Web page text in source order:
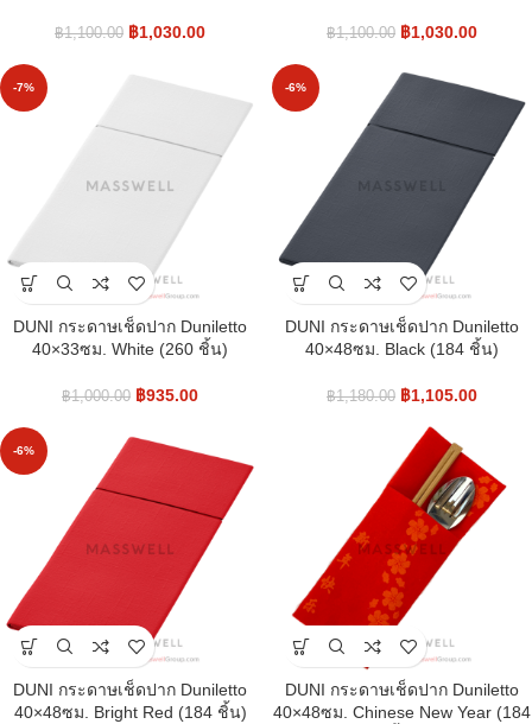
฿1,100.00 ฿1,030.00 ฿1,100.00 ฿1,030.00
-7%
DUNI กระดาษเช็ดปาก Duniletto
40×33ซม. White (260 ชิ้น)
฿1,000.00 ฿935.00
-6%
DUNI กระดาษเช็ดปาก Duniletto
40×48ซม. Black (184 ชิ้น)
฿1,180.00 ฿1,105.00
-6%
DUNI กระดาษเช็ดปาก Duniletto
40×48ซม. Bright Red (184 ชิ้น)
DUNI กระดาษเช็ดปาก Duniletto
40×48ซม. Chinese New Year (184